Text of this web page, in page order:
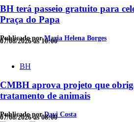
BH terá passeio gratuito para
Praça do Papa
Publicado porMaria Helena Borges
07/08/2026 às 10:00
BH
CMBH aprova projeto que
tratamento de animais
Publicado porDavi Costa
07/08/2026 às 08:00